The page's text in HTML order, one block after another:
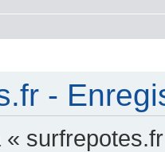
-
«